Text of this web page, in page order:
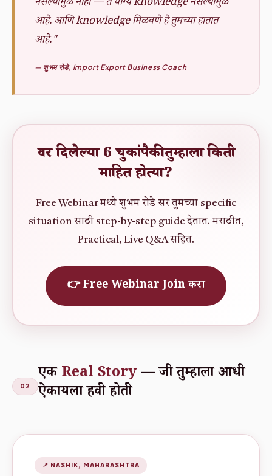
नसल्यामुळे नाही — ते योग्य knowledge नसल्यामुळे
आहे. आणि knowledge मिळवणे हे तुमच्या हातात
आहे."
— शुभम रोडे, Import Export Business Coach
वर दिलेल्या 6 चुकांपैकी तुम्हाला किती
माहित होत्या?
Free Webinar मध्ये शुभम रोडे सर तुमच्या specific
situation साठी step-by-step guide देतात. मराठीत,
Practical, Live Q&A सहित.
👉 Free Webinar Join करा
02
एकReal Story— जी तुम्हाला आधी
ऐकायला हवी होती
📍 NASHIK, MAHARASHTRA